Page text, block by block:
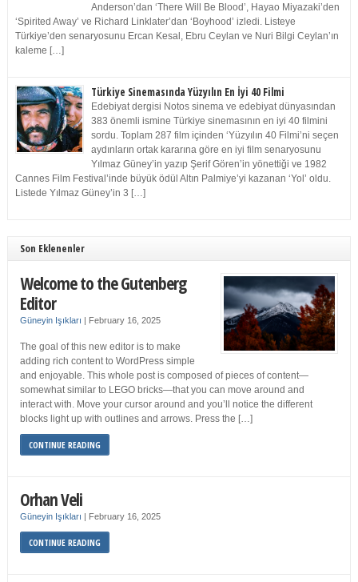
Anderson’dan ‘There Will Be Blood’, Hayao Miyazaki’den
‘Spirited Away’ ve Richard Linklater’dan ‘Boyhood’ izledi. Listeye
Türkiye’den senaryosunu Ercan Kesal, Ebru Ceylan ve Nuri Bilgi Ceylan’ın
kaleme […]
Türkiye Sinemasında Yüzyılın En İyi 40 Filmi
Edebiyat dergisi Notos sinema ve edebiyat dünyasından
383 önemli ismine Türkiye sinemasının en iyi 40 filmini
sordu. Toplam 287 film içinden ‘Yüzyılın 40 Filmi’ni seçen
aydınların ortak kararına göre en iyi film senaryosunu
Yılmaz Güney’in yazıp Şerif Gören’in yönettiği ve 1982
Cannes Film Festival’inde büyük ödül Altın Palmiye’yi kazanan ‘Yol’ oldu.
Listede Yılmaz Güney’in 3 […]
Son Eklenenler
Welcome to the Gutenberg
Editor
Güneyin Işıkları | February 16, 2025
The goal of this new editor is to make
adding rich content to WordPress simple
and enjoyable. This whole post is composed of pieces of content—
somewhat similar to LEGO bricks—that you can move around and
interact with. Move your cursor around and you’ll notice the different
blocks light up with outlines and arrows. Press the […]
CONTINUE READING
Orhan Veli
Güneyin Işıkları | February 16, 2025
CONTINUE READING